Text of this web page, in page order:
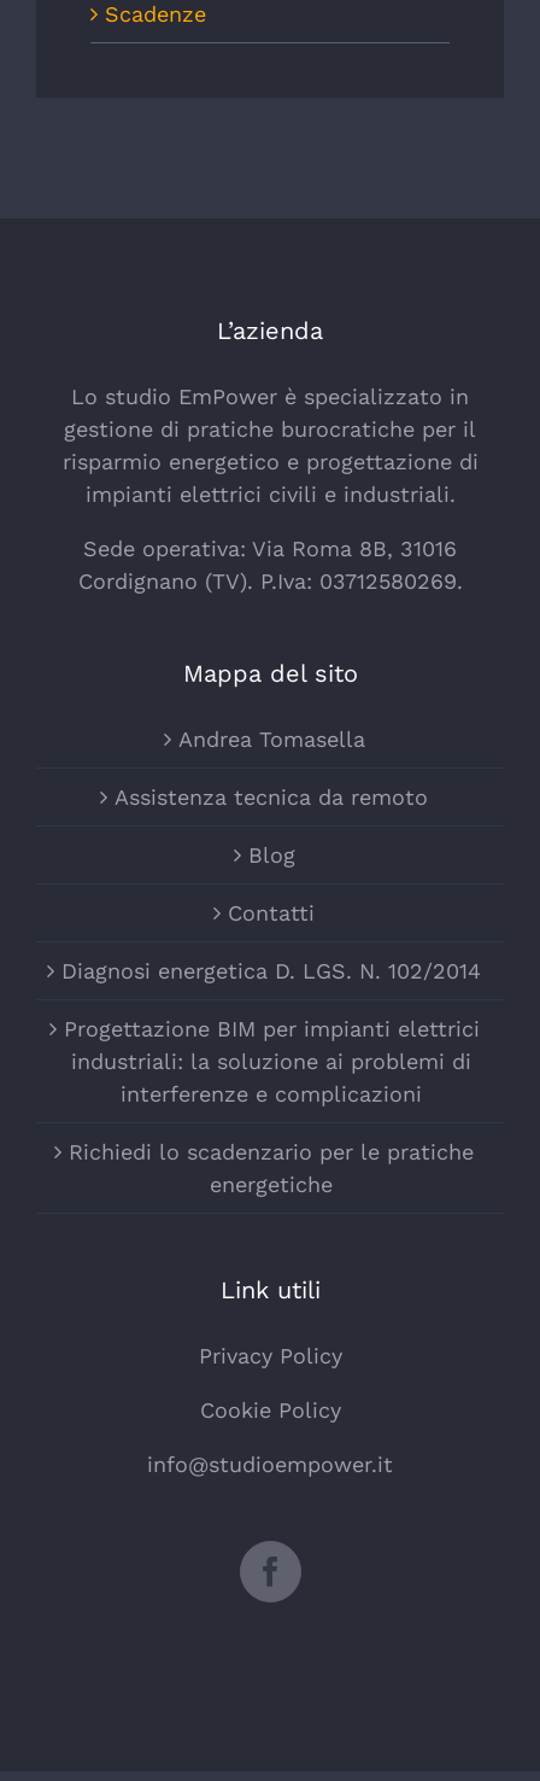
Scadenze
L’azienda
Lo studio EmPower è specializzato in
gestione di pratiche burocratiche per il
risparmio energetico e progettazione di
impianti elettrici civili e industriali.
Sede operativa: Via Roma 8B, 31016
Cordignano (TV). P.Iva: 03712580269.
Mappa del sito
Andrea Tomasella
Assistenza tecnica da remoto
Blog
Contatti
Diagnosi energetica D. LGS. N. 102/2014
Progettazione BIM per impianti elettrici
industriali: la soluzione ai problemi di
interferenze e complicazioni
Richiedi lo scadenzario per le pratiche
energetiche
Link utili
Privacy Policy
Cookie Policy
info@studioempower.it